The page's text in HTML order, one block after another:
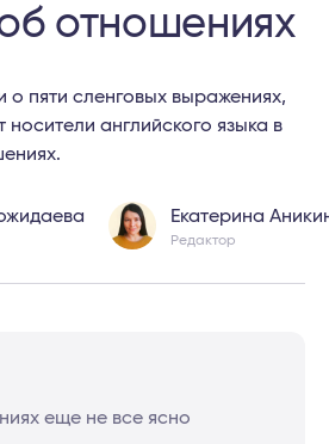
отношениях
о пяти сленговых выражениях,
английского языка в
Екатерина
Редактор
еще не все ясно